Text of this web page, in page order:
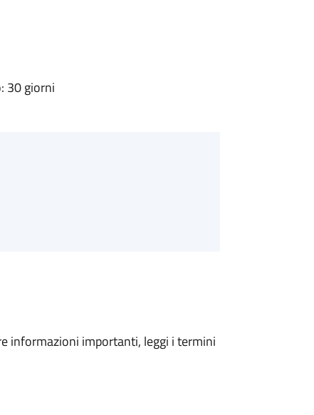
30 giorni
informazioni importanti, leggi i termini